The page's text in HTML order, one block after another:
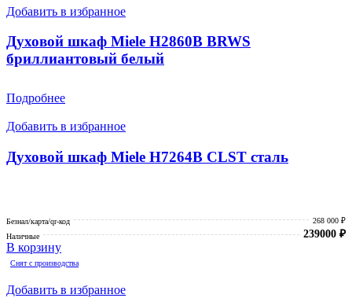
Добавить в избранное
Духовой шкаф Miele H2860B BRWS
бриллиантовый белый
Подробнее
Добавить в избранное
Духовой шкаф Miele H7264B CLST сталь
Безнал/карта/qr-код
268 000 ₽
Наличные
239000 ₽
В корзину
Снят с производства
Добавить в избранное